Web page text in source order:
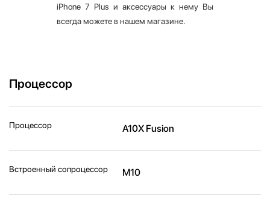
iPhone 7 Plus и аксессуары к нему Вы
всегда можете в нашем магазине.
Процессор
Процессор A10X Fusion
Встроенный сопроцессор M10